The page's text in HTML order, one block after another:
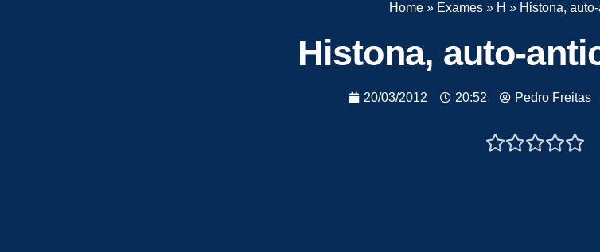
Home» Exames» H » Histona,
Histona, auto-
20/03/2012 20:52 Pedro Freitas
